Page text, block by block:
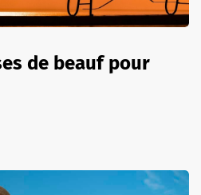
de beauf pour